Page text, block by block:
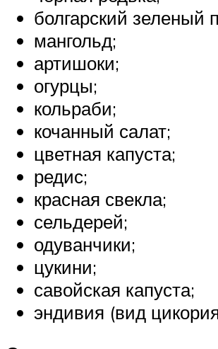
болгарский зеленый
мангольд;
артишоки;
огурцы;
кольраби;
кочанный салат;
цветная капуста;
редис;
красная свекла;
сельдерей;
одуванчики;
цукини;
савойская капуста;
эндивия (вид